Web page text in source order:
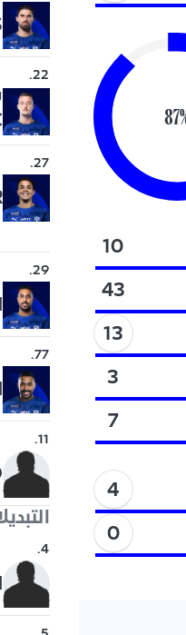
87
10
43
13
3
7
4
0
22
.
27
.
29
.
77
.
11
.
4
.